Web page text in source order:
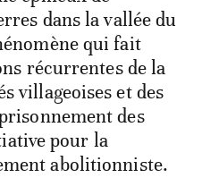
dans la vallée du
qui fait
récurrentes de la
villageoises et des
des
pour la
abolitionniste.